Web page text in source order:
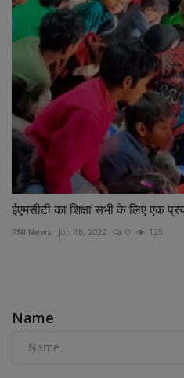
ईएमसीटी का शिक्षा सभी के लिए एक
PNI News Jun 18, 2022 0 125
Name